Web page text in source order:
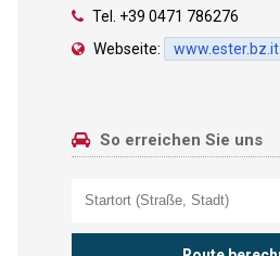
Tel. +39 0471 786276
Webseite:
www.ester.bz.it
So erreichen Sie uns